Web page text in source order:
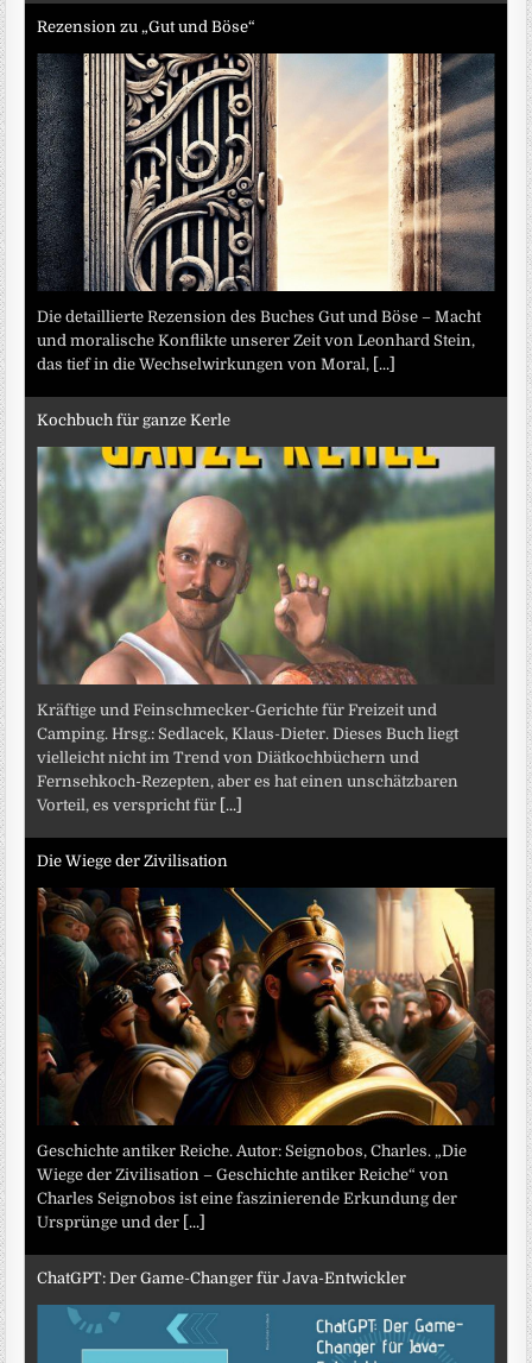
Rezension zu „Gut und Böse“
Die detaillierte Rezension des Buches Gut und Böse – Macht
und moralische Konflikte unserer Zeit von Leonhard Stein,
das tief in die Wechselwirkungen von Moral, [...]
Kochbuch für ganze Kerle
Kräftige und Feinschmecker-Gerichte für Freizeit und
Camping. Hrsg.: Sedlacek, Klaus-Dieter. Dieses Buch liegt
vielleicht nicht im Trend von Diätkochbüchern und
Fernsehkoch-Rezepten, aber es hat einen unschätzbaren
Vorteil, es verspricht für [...]
Die Wiege der Zivilisation
Geschichte antiker Reiche. Autor: Seignobos, Charles. „Die
Wiege der Zivilisation – Geschichte antiker Reiche“ von
Charles Seignobos ist eine faszinierende Erkundung der
Ursprünge und der [...]
ChatGPT: Der Game-Changer für Java-Entwickler